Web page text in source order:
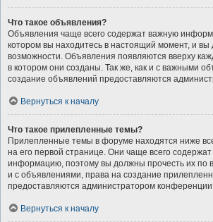
Что такое объявления?
Объявления чаще всего содержат важную
котором вы находитесь в настоящий момент, и
возможности. Объявления появляются вверху
в котором они созданы. Так же, как и с важными
создание объявлений предоставляются
Вернуться к началу
Что такое прилепленные темы?
Прилепленные темы в форуме находятся ниже
на его первой странице. Они чаще всего
информацию, поэтому вы должны прочесть их по
и с объявлениями, права на создание
предоставляются администратором
Вернуться к началу